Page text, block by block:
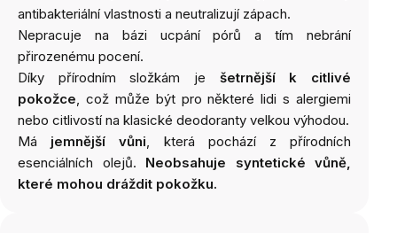
antibakteriální vlastnosti a neutralizují zápach.
Nepracuje na bázi ucpání pórů a tím nebrání
přirozenému pocení.
Díky přírodním složkám je šetrnější k citlivé
pokožce, což může být pro některé lidi s alergiemi
nebo citlivostí na klasické deodoranty velkou výhodou.
Má jemnější vůni, která pochází z přírodních
esenciálních olejů. Neobsahuje syntetické vůně,
které mohou dráždit pokožku.